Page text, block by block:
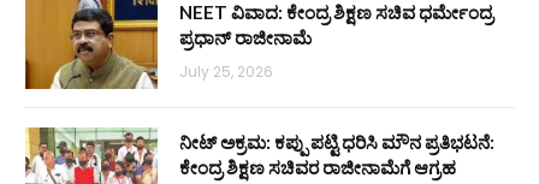
NEET ವಿವಾದ: ಕೇಂದ್ರ ಶಿಕ್ಷಣ ಸಚಿವ ಧರ್ಮೇಂದ್ರ
ಪ್ರಧಾನ್ ರಾಜೀನಾಮೆ
July 25, 2026
ನೀಟ್ ಅಕ್ರಮ: ಕಪ್ಪು ಪಟ್ಟಿ ಧರಿಸಿ ಮೌನ ಪ್ರತಿಭಟನೆ:
ಕೇಂದ್ರ ಶಿಕ್ಷಣ ಸಚಿವರ ರಾಜೀನಾಮೆಗೆ ಆಗ್ರಹ